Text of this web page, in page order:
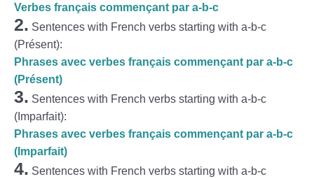
Verbes français commençant par a-b-c
2. Sentences with French verbs starting with a-b-c
(Présent):
Phrases avec verbes français commençant par a-b-c
(Présent)
3. Sentences with French verbs starting with a-b-c
(Imparfait):
Phrases avec verbes français commençant par a-b-c
(Imparfait)
4. Sentences with French verbs starting with a-b-c